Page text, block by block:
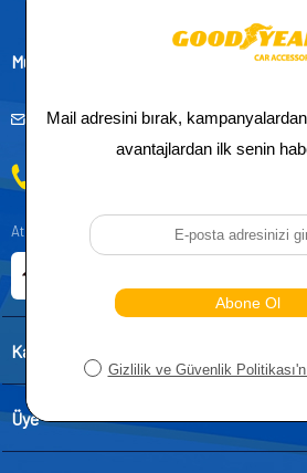
Müşteri Hizmetleri
Atatürk, Kıraç Mevkii, Orhan Veli Cd. D:No:19,
Kategoriler
Üye